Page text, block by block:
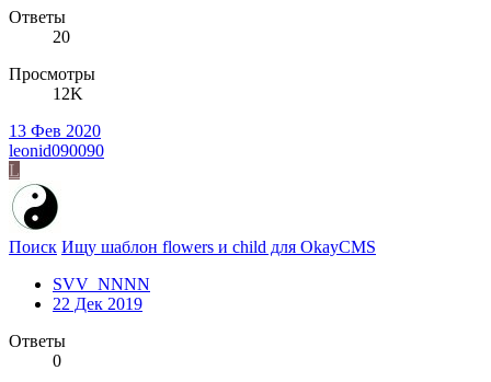
Ответы
20
Просмотры
12K
13 Фев 2020
leonid090090
L
Поиск Ищу шаблон flowers и child для OkayCMS
SVV_NNNN
22 Дек 2019
Ответы
0